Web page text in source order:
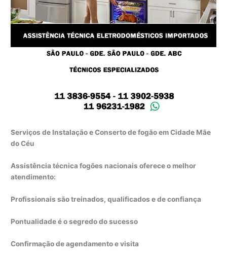
Serviços de Instalação e Conserto de fogão em Cidade Mãe
do Céu
Assistência técnica fogões nacionais oferece o melhor
atendimento:
Profissionais são treinados, qualificados e de confiança
Pontualidade é o segredo do sucesso
Confirmação de agendamento e visita